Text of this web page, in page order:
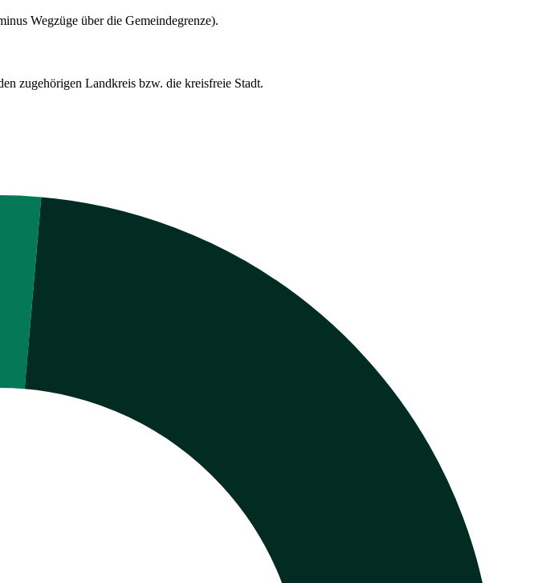
Wegzüge über die Gemeindegrenze).
zugehörigen Landkreis bzw. die kreisfreie Stadt.